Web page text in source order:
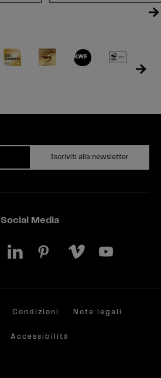
Iscriviti alla newsletter
Social Media
Condizioni Note legali
Accessibilità